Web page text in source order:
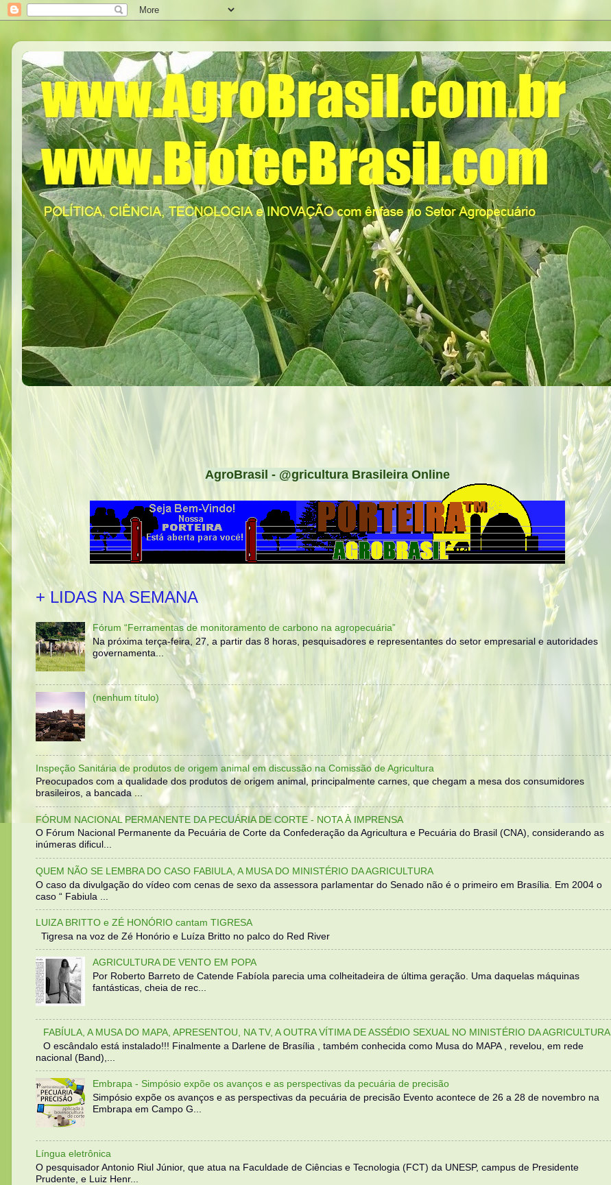
AgroBrasil - @gricultura Brasileira Online
+ LIDAS NA SEMANA
Fórum “Ferramentas de monitoramento de carbono na agropecuária”
Na próxima terça-feira, 27, a partir das 8 horas, pesquisadores e representantes do setor empresarial e autoridades
governamenta...
(nenhum título)
Inspeção Sanitária de produtos de origem animal em discussão na Comissão de Agricultura
Preocupados com a qualidade dos produtos de origem animal, principalmente carnes, que chegam a mesa dos consumidores
brasileiros, a bancada ...
FÓRUM NACIONAL PERMANENTE DA PECUÁRIA DE CORTE - NOTA À IMPRENSA
O Fórum Nacional Permanente da Pecuária de Corte da Confederação da Agricultura e Pecuária do Brasil (CNA), considerando as
inúmeras dificul...
QUEM NÃO SE LEMBRA DO CASO FABIULA, A MUSA DO MINISTÉRIO DA AGRICULTURA
O caso da divulgação do vídeo com cenas de sexo da assessora parlamentar do Senado não é o primeiro em Brasília. Em 2004 o
caso “ Fabiula ...
LUIZA BRITTO e ZÉ HONÓRIO cantam TIGRESA
Tigresa na voz de Zé Honório e Luíza Britto no palco do Red River
AGRICULTURA DE VENTO EM POPA
Por Roberto Barreto de Catende Fabíola parecia uma colheitadeira de última geração. Uma daquelas máquinas
fantásticas, cheia de rec...
FABÍULA, A MUSA DO MAPA, APRESENTOU, NA TV, A OUTRA VÍTIMA DE ASSÉDIO SEXUAL NO MINISTÉRIO DA AGRICULTURA
O escândalo está instalado!!! Finalmente a Darlene de Brasília , também conhecida como Musa do MAPA , revelou, em rede
nacional (Band),...
Embrapa - Simpósio expõe os avanços e as perspectivas da pecuária de precisão
Simpósio expõe os avanços e as perspectivas da pecuária de precisão Evento acontece de 26 a 28 de novembro na
Embrapa em Campo G...
Língua eletrônica
O pesquisador Antonio Riul Júnior, que atua na Faculdade de Ciências e Tecnologia (FCT) da UNESP, campus de Presidente
Prudente, e Luiz Henr...